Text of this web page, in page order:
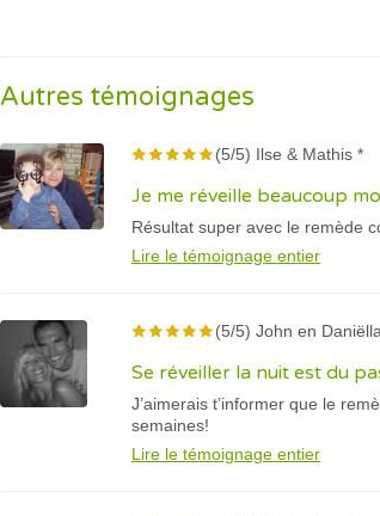
Autres témoignages
(5/5) Ilse & Mathis *
Je me réveille beaucoup
Résultat super avec le remède
Lire le témoignage entier
(5/5) John en
Se réveiller la nuit est du
J’aimerais t’informer que le
semaines!
Lire le témoignage entier